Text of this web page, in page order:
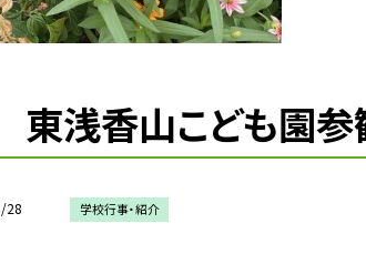
東浅香山こども園
28 学校行事・紹介